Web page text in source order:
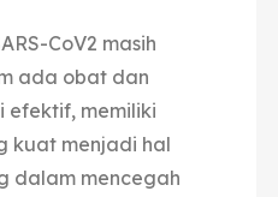
CoV2 masih
ada obat dan
efektif, memiliki
kuat menjadi hal
dalam mencegah